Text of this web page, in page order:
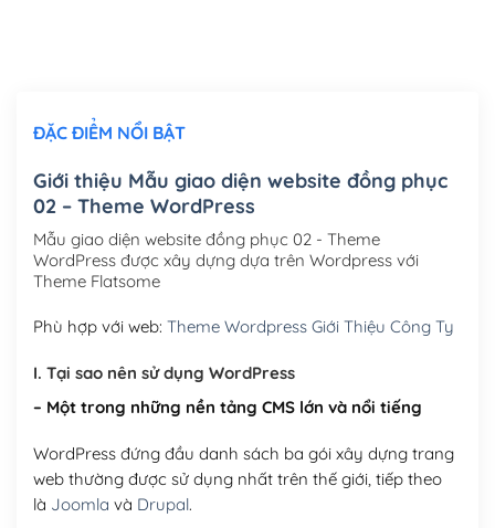
Mua thêm Host + Tên miền
Tên miền quốc tế .com .net .org (1 năm)(+300,000₫)
Tên miền Việt Nam .vn (1 năm)
Hosting 2GB SSD (1 năm)(+450,000₫)
Hosting 5GB SSD (1 năm) (+650,000₫)
Hosting 8GB SSD (1 năm) (+950,000₫)
ĐẶC ĐIỂM NỔI BẬT
Giới thiệu Mẫu giao diện website đồng phục
02 – Theme WordPress
Mẫu giao diện website đồng phục 02 - Theme
WordPress được xây dựng dựa trên Wordpress với
Theme Flatsome
Phù hợp với web: Theme Wordpress Giới Thiệu Công Ty
I. Tại sao nên sử dụng WordPress
– Một trong những nền tảng CMS lớn và nổi tiếng
WordPress đứng đầu danh sách ba gói xây dựng trang
web thường được sử dụng nhất trên thế giới, tiếp theo
là Joomla và Drupal.